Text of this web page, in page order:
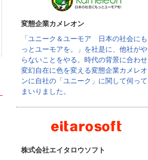
変態企業カメレオン
「ユニーク＆ユーモア 日本の社会にも
っとユーモアを。」を社是に、他社がや
らないことをやる。時代の背景に合わせ
変幻自在に色を変える変態企業カメレオ
ンに自社の「ユニーク」に関して伺って
まいりました。
株式会社エイタロウソフト